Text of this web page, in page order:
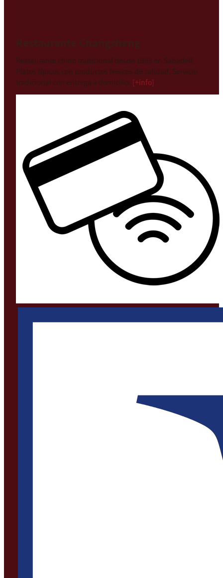
Restaurante chino tradicional desde 1993 en Sabadell.
Platos típicos con productos frescos de calidad. Servicio
tradicional con entrega a domicilio. [+info]